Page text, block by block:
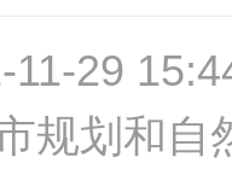
11-29
规划和自